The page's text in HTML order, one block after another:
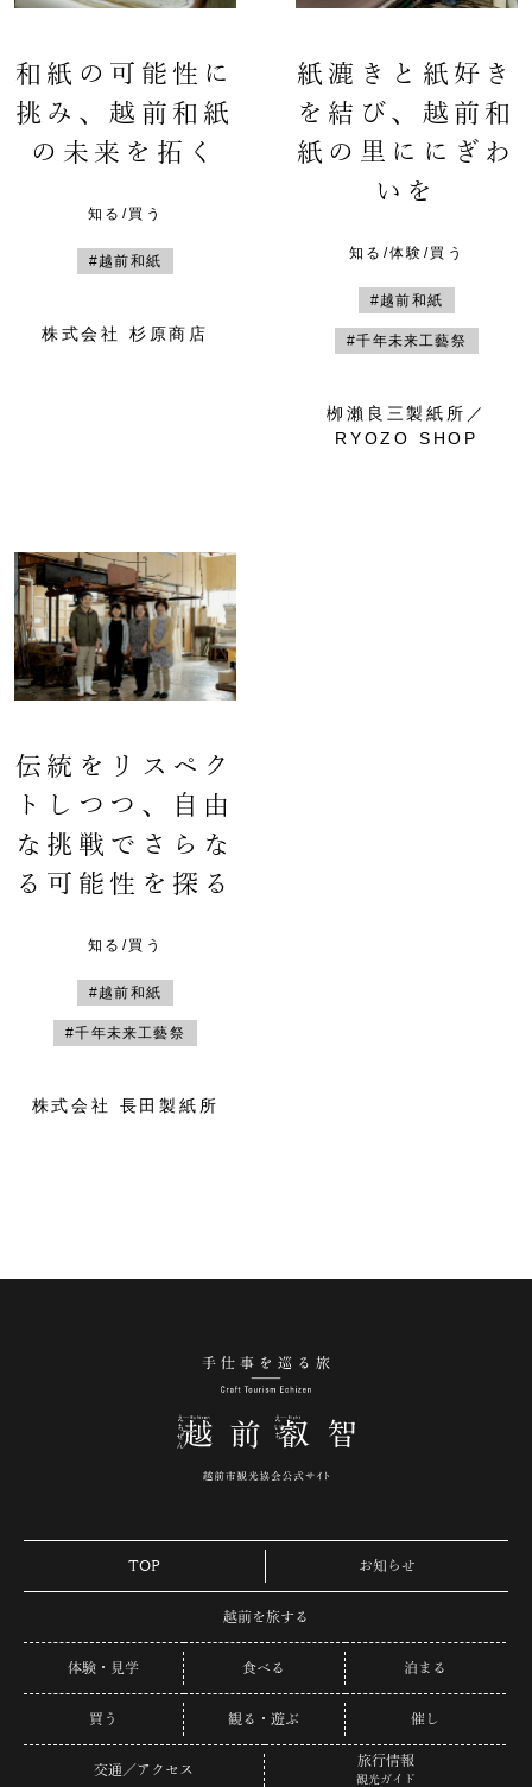
和紙の可能性に
挑み、越前和紙
の未来を拓く
知る/買う
#越前和紙
株式会社 杉原商店
紙漉きと紙好き
を結び、越前和
紙の里ににぎわ
いを
知る/体験/買う
#越前和紙
#千年未来工藝祭
栁瀨良三製紙所／
RYOZO SHOP
伝統をリスペク
トしつつ、自由
な挑戦でさらな
る可能性を探る
知る/買う
#越前和紙
#千年未来工藝祭
株式会社 長田製紙所
TOP お知らせ
越前を旅する
体験・見学 食べる 泊まる
買う 観る・遊ぶ 催し
交通／アクセス
旅行情報
観光ガイド